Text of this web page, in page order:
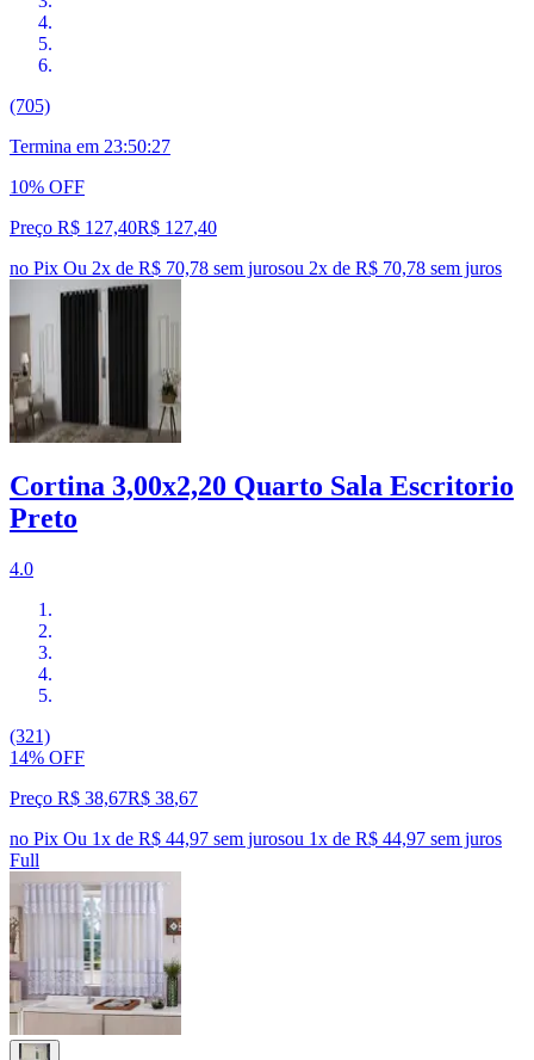
(705)
Termina em 23:50:26
10% OFF
Preço R$ 127,40R$ 127,40
no Pix Ou 2x de R$ 70,78 sem jurosou 2x de R$ 70,78 sem juros
Cortina 3,00x2,20 Quarto Sala Escritorio
Preto
4.0
(321)
14% OFF
Preço R$ 38,67R$ 38,67
no Pix Ou 1x de R$ 44,97 sem jurosou 1x de R$ 44,97 sem juros
Full